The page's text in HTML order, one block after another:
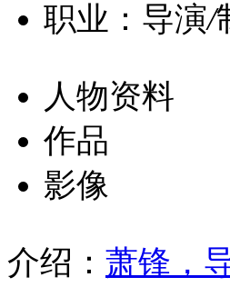
职业：导演/
人物资料
作品
影像
介绍： 萧锋，